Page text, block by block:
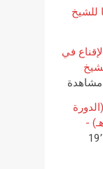
للشيخ
في
العلمية الثالثة - شعبان 1437هـ) -